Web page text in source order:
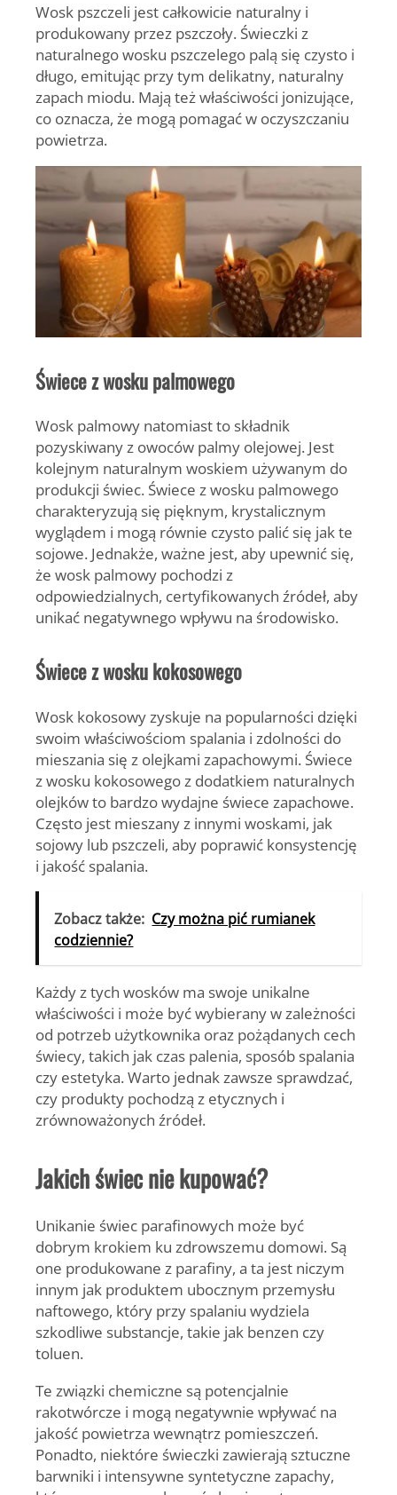
Wosk pszczeli jest całkowicie naturalny i
produkowany przez pszczoły. Świeczki z
naturalnego wosku pszczelego palą się czysto i
długo, emitując przy tym delikatny, naturalny
zapach miodu. Mają też właściwości jonizujące,
co oznacza, że mogą pomagać w oczyszczaniu
powietrza.
Świece z wosku palmowego
Wosk palmowy natomiast to składnik
pozyskiwany z owoców palmy olejowej. Jest
kolejnym naturalnym woskiem używanym do
produkcji świec. Świece z wosku palmowego
charakteryzują się pięknym, krystalicznym
wyglądem i mogą równie czysto palić się jak te
sojowe. Jednakże, ważne jest, aby upewnić się,
że wosk palmowy pochodzi z
odpowiedzialnych, certyfikowanych źródeł, aby
unikać negatywnego wpływu na środowisko.
Świece z wosku kokosowego
Wosk kokosowy zyskuje na popularności dzięki
swoim właściwościom spalania i zdolności do
mieszania się z olejkami zapachowymi. Świece
z wosku kokosowego z dodatkiem naturalnych
olejków to bardzo wydajne świece zapachowe.
Często jest mieszany z innymi woskami, jak
sojowy lub pszczeli, aby poprawić konsystencję
i jakość spalania.
Zobacz także: Czy można pić rumianek
codziennie?
Każdy z tych wosków ma swoje unikalne
właściwości i może być wybierany w zależności
od potrzeb użytkownika oraz pożądanych cech
świecy, takich jak czas palenia, sposób spalania
czy estetyka. Warto jednak zawsze sprawdzać,
czy produkty pochodzą z etycznych i
zrównoważonych źródeł.
Jakich świec nie kupować?
Unikanie świec parafinowych może być
dobrym krokiem ku zdrowszemu domowi. Są
one produkowane z parafiny, a ta jest niczym
innym jak produktem ubocznym przemysłu
naftowego, który przy spalaniu wydziela
szkodliwe substancje, takie jak benzen czy
toluen.
Te związki chemiczne są potencjalnie
rakotwórcze i mogą negatywnie wpływać na
jakość powietrza wewnątrz pomieszczeń.
Ponadto, niektóre świeczki zawierają sztuczne
barwniki i intensywne syntetyczne zapachy,